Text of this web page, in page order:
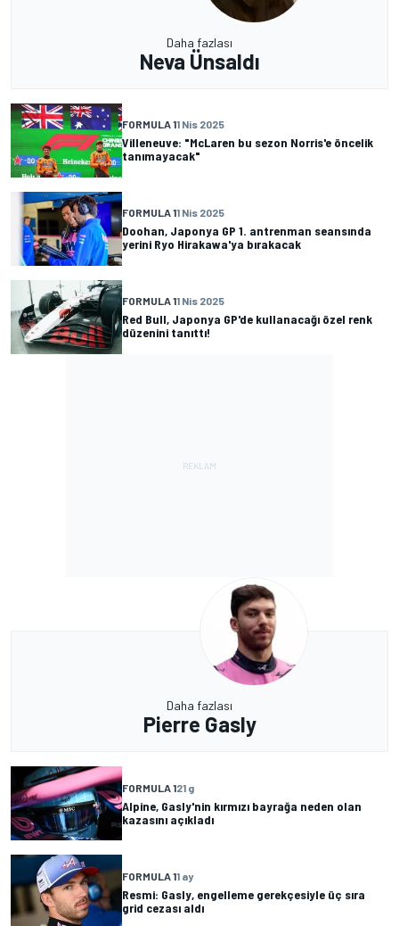
Daha fazlası
Neva Ünsaldı
FORMULA 11 Nis 2025
Villeneuve: "McLaren bu sezon Norris'e öncelik
tanımayacak"
FORMULA 11 Nis 2025
Doohan, Japonya GP 1. antrenman seansında
yerini Ryo Hirakawa'ya bırakacak
FORMULA 11 Nis 2025
Red Bull, Japonya GP'de kullanacağı özel renk
düzenini tanıttı!
Daha fazlası
Pierre Gasly
FORMULA 121 g
Alpine, Gasly'nin kırmızı bayrağa neden olan
kazasını açıkladı
FORMULA 11 ay
Resmi: Gasly, engelleme gerekçesiyle üç sıra
grid cezası aldı